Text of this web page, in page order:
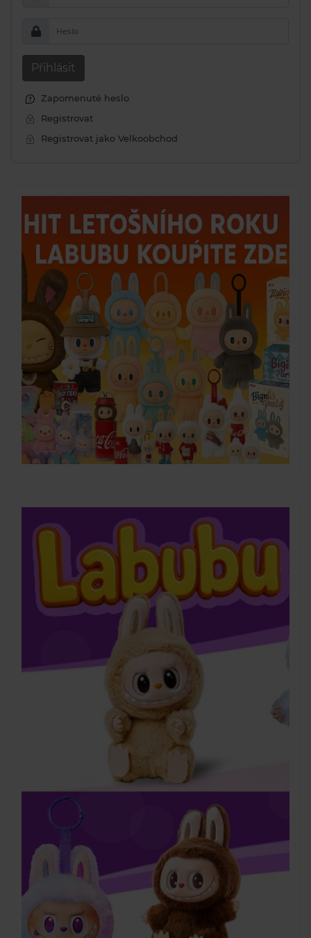
Heslo
Přihlásit
Zapomenuté heslo
Registrovat
Registrovat jako Velkoobchod